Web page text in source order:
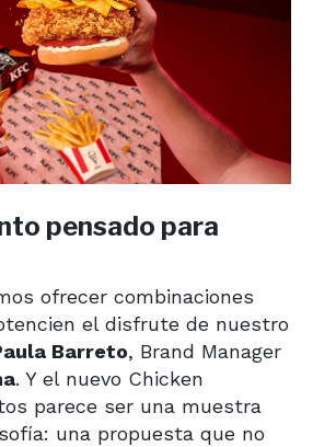
pensado para
ofrecer combinaciones
el disfrute de nuestro
Barreto, Brand Manager
. Y el nuevo Chicken
parece ser una muestra
una propuesta que no